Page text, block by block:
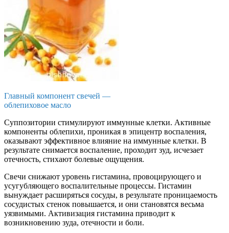
Главный компонент свечей —
облепиховое масло
Суппозитории стимулируют иммунные клетки. Активные
компоненты облепихи, проникая в эпицентр воспаления,
оказывают эффективное влияние на иммунные клетки. В
результате снимается воспаление, проходит зуд, исчезает
отечность, стихают болевые ощущения.
Свечи снижают уровень гистамина, провоцирующего и
усугубляющего воспалительные процессы. Гистамин
вынуждает расширяться сосуды, в результате проницаемость
сосудистых стенок повышается, и они становятся весьма
уязвимыми. Активизация гистамина приводит к
возникновению зуда, отечности и боли.